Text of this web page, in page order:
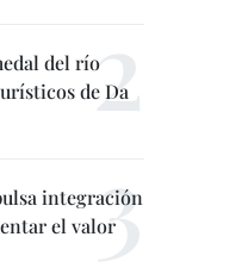
del río
de Da
integración
el valor